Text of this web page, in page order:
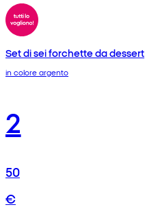
Set di sei forchette da dessert
in colore argento
2
50
€